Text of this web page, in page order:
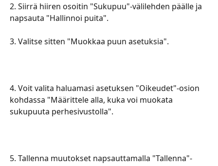
​​​​​​​​​2. Siirrä hiiren osoitin "Sukupuu"-välilehden päälle ja
napsauta "Hallinnoi puita".
​​​​​​​​​3. Valitse sitten "Muokkaa puun asetuksia".
​​​​​​​​​4. Voit valita haluamasi asetuksen "Oikeudet"-osion
kohdassa "Määrittele alla, kuka voi muokata
sukupuuta perhesivustolla".
​​​​​​5. Tallenna muutokset napsauttamalla "Tallenna"-